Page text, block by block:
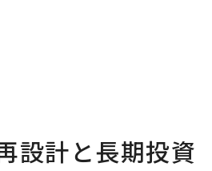
設計と長期投資